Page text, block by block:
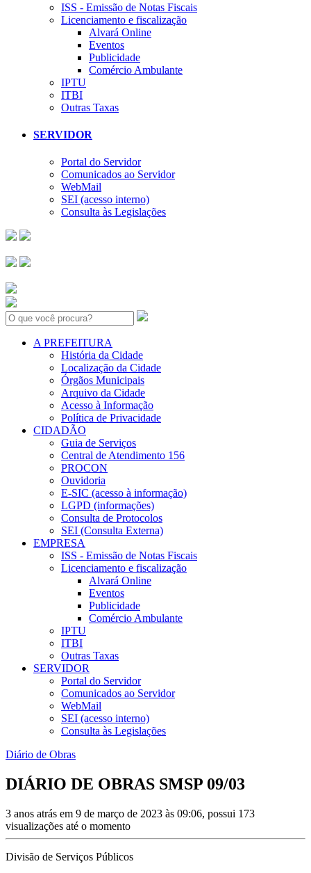
ISS - Emissão de Notas Fiscais
Licenciamento e fiscalização
Alvará Online
Eventos
Publicidade
Comércio Ambulante
IPTU
ITBI
Outras Taxas
SERVIDOR
Portal do Servidor
Comunicados ao Servidor
WebMail
SEI (acesso interno)
Consulta às Legislações
Search:
A PREFEITURA
História da Cidade
Localização da Cidade
Órgãos Municipais
Arquivo da Cidade
Acesso à Informação
Política de Privacidade
CIDADÃO
Guia de Serviços
Central de Atendimento 156
PROCON
Ouvidoria
E-SIC (acesso à informação)
LGPD (informações)
Consulta de Protocolos
SEI (Consulta Externa)
EMPRESA
ISS - Emissão de Notas Fiscais
Licenciamento e fiscalização
Alvará Online
Eventos
Publicidade
Comércio Ambulante
IPTU
ITBI
Outras Taxas
SERVIDOR
Portal do Servidor
Comunicados ao Servidor
WebMail
SEI (acesso interno)
Consulta às Legislações
Diário de Obras
DIÁRIO DE OBRAS SMSP 09/03
3 anos atrás em 9 de março de 2023 às 09:06, possui 173
visualizações até o momento
Divisão de Serviços Públicos